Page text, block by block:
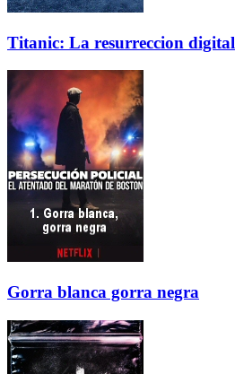
Titanic: La resurreccion digital
Gorra blanca gorra negra